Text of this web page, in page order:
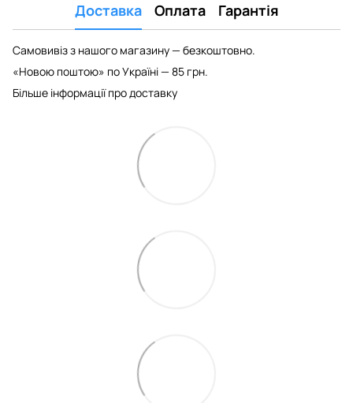
Доставка Оплата Гарантія
Самовивіз з нашого магазину — безкоштовно.
«Новою поштою» по Україні — 85 грн.
Більше інформації про доставку